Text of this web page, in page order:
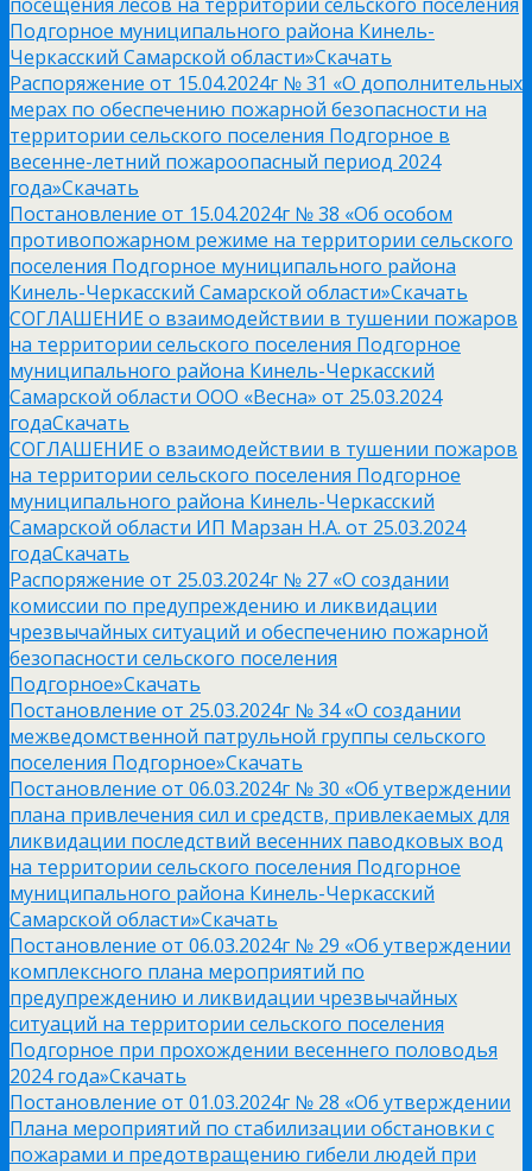
Подгорное муниципального района Кинель-
Черкасский Самарской области»Скачать
Распоряжение от 15.04.2024г № 31 «О дополнительных
мерах по обеспечению пожарной безопасности на
территории сельского поселения Подгорное в
весенне-летний пожароопасный период 2024
года»Скачать
Постановление от 15.04.2024г № 38 «Об особом
противопожарном режиме на территории сельского
поселения Подгорное муниципального района
Кинель-Черкасский Самарской области»Скачать
СОГЛАШЕНИЕ о взаимодействии в тушении пожаров
на территории сельского поселения Подгорное
муниципального района Кинель-Черкасский
Самарской области ООО «Весна» от 25.03.2024
годаСкачать
СОГЛАШЕНИЕ о взаимодействии в тушении пожаров
на территории сельского поселения Подгорное
муниципального района Кинель-Черкасский
Самарской области ИП Марзан Н.А. от 25.03.2024
годаСкачать
Распоряжение от 25.03.2024г № 27 «О создании
комиссии по предупреждению и ликвидации
чрезвычайных ситуаций и обеспечению пожарной
безопасности сельского поселения
Подгорное»Скачать
Постановление от 25.03.2024г № 34 «О создании
межведомственной патрульной группы сельского
поселения Подгорное»Скачать
Постановление от 06.03.2024г № 30 «Об утверждении
плана привлечения сил и средств, привлекаемых для
ликвидации последствий весенних паводковых вод
на территории сельского поселения Подгорное
муниципального района Кинель-Черкасский
Самарской области»Скачать
Постановление от 06.03.2024г № 29 «Об утверждении
комплексного плана мероприятий по
предупреждению и ликвидации чрезвычайных
ситуаций на территории сельского поселения
Подгорное при прохождении весеннего половодья
2024 года»Скачать
Постановление от 01.03.2024г № 28 «Об утверждении
Плана мероприятий по стабилизации обстановки с
пожарами и предотвращению гибели людей при